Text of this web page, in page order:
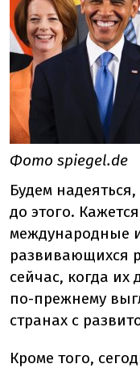
Фото spiegel.de
Будем
до этого.
международные
развивающихся
сейчас, когда
по-прежнему
странах с
Кроме того,